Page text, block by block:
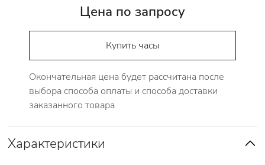
Цена по запросу
Купить часы
Окончательная цена будет рассчитана после
выбора способа оплаты и способа доставки
заказанного товара
Характеристики